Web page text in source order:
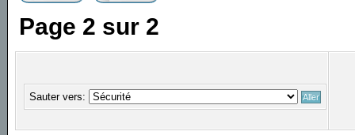
Page 2 sur 2
Sauter vers: